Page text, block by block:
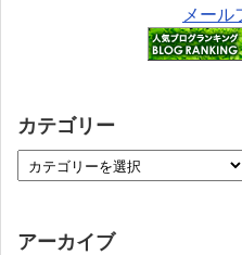
メール
カテゴリー
アーカイブ